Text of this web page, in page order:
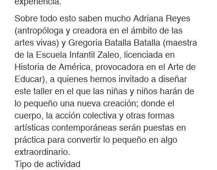
Sobre todo esto saben mucho Adriana Reyes
(antropóloga y creadora en el ámbito de las
artes vivas) y Gregoria Batalla Batalla (maestra
de la Escuela Infantil Zaleo, licenciada en
Historia de América, provocadora en el Arte de
Educar), a quienes hemos invitado a diseñar
este taller en el que las niñas y niños harán de
lo pequeño una nueva creación; donde el
cuerpo, la acción colectiva y otras formas
artísticas contemporáneas serán puestas en
práctica para convertir lo pequeño en algo
extraordinario.
Tipo de actividad